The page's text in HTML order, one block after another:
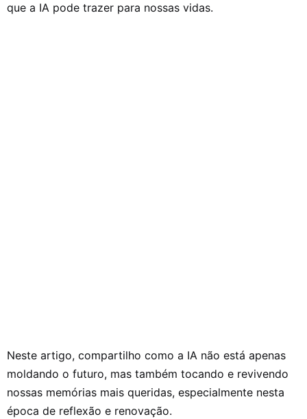
que a IA pode trazer para nossas vidas.
Neste artigo, compartilho como a IA não está apenas
moldando o futuro, mas também tocando e revivendo
nossas memórias mais queridas, especialmente nesta
época de reflexão e renovação.